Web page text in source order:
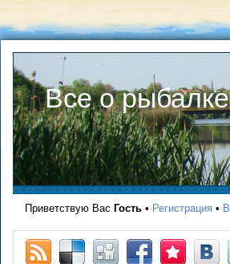
Все о рыбалке
Приветствую Вас Гость • Регистрация •